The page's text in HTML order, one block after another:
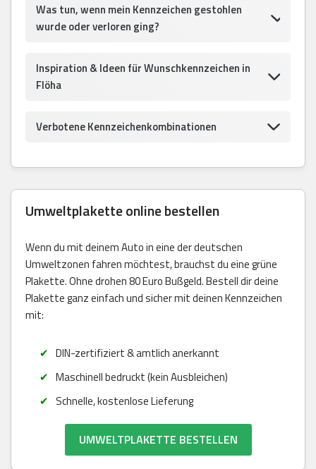
Was tun, wenn mein Kennzeichen gestohlen
wurde oder verloren ging?
Inspiration & Ideen für Wunschkennzeichen in
Flöha
Verbotene Kennzeichenkombinationen
Umweltplakette online bestellen
Wenn du mit deinem Auto in eine der deutschen
Umweltzonen fahren möchtest, brauchst du eine grüne
Plakette. Ohne drohen 80 Euro Bußgeld. Bestell dir deine
Plakette ganz einfach und sicher mit deinen Kennzeichen
mit:
DIN-zertifiziert & amtlich anerkannt
Maschinell bedruckt (kein Ausbleichen)
Schnelle, kostenlose Lieferung
UMWELTPLAKETTE BESTELLEN